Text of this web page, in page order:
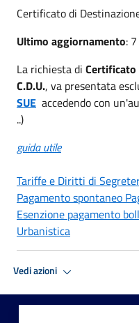
Certificato di
Ultimo aggiornamento:
La richiesta di Certificato
C.D.U., va presentata
SUE accedendo con
..)
guida utile
Tariffe e Diritti di
Pagamento spontaneo
Esenzione pagamento
Urbanistica
Vedi azioni